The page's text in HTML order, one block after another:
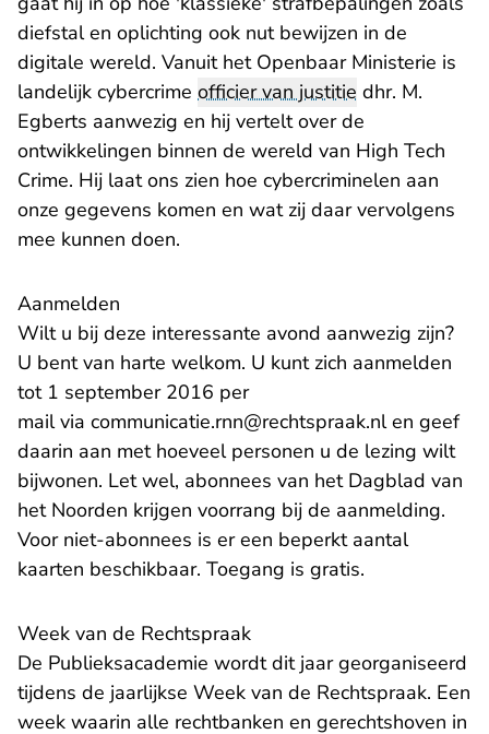
diefstal en oplichting ook nut bewijzen in de
digitale wereld. Vanuit het Openbaar Ministerie is
landelijk cybercrime officier van justitie dhr. M.
Egberts aanwezig en hij vertelt over de
ontwikkelingen binnen de wereld van High Tech
Crime. Hij laat ons zien hoe cybercriminelen aan
onze gegevens komen en wat zij daar vervolgens
mee kunnen doen.
Aanmelden
Wilt u bij deze interessante avond aanwezig zijn?
U bent van harte welkom. U kunt zich aanmelden
tot 1 september 2016 per
mail via communicatie.rnn@rechtspraak.nl- U verlaat
en geef
daarin aan met hoeveel personen u de lezing wilt
bijwonen. Let wel, abonnees van het Dagblad van
het Noorden krijgen voorrang bij de aanmelding.
Voor niet-abonnees is er een beperkt aantal
kaarten beschikbaar. Toegang is gratis.
Week van de Rechtspraak
De Publieksacademie wordt dit jaar georganiseerd
tijdens de jaarlijkse Week van de Rechtspraak. Een
week waarin alle rechtbanken en gerechtshoven in